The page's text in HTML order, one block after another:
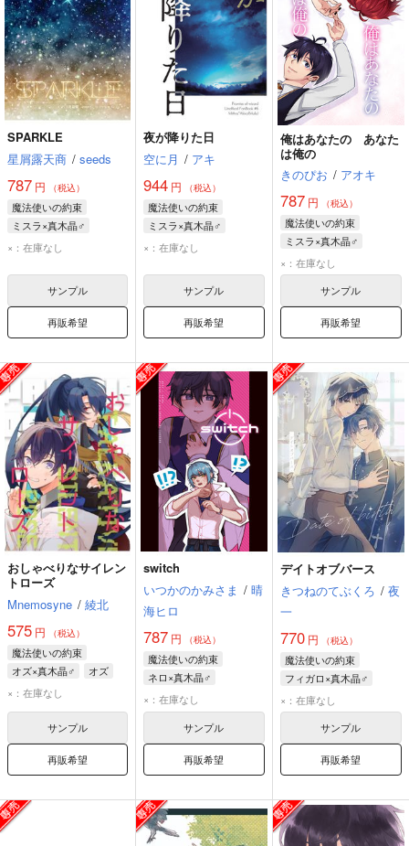
SPARKLE
星屑露天商 / seeds
787 円 （税込）
魔法使いの約束
ミスラ×真木晶♂
ミスラ
真木晶♂
×：在庫なし
サンプル
再販希望
夜が降りた日
空に月 / アキ
944 円 （税込）
魔法使いの約束
ミスラ×真木晶♂
ミスラ
真木晶♂
×：在庫なし
サンプル
再販希望
俺はあなたの あなた
は俺の
きのぴお / アオキ
787円 （税込）
魔法使いの約束
ミスラ×真木晶♂
真木晶♂
×：在庫なし
サンプル
再販希望
おしゃべりなサイレン
トローズ
Mnemosyne / 綾北
575 円 （税込）
魔法使いの約束
オズ×真木晶♂
オズ
真木晶♂
×：在庫なし
サンプル
再販希望
switch
いつかのかみさま / 晴
海ヒロ
787 円 （税込）
魔法使いの約束
ネロ×真木晶♂
ネロ・ターナー
真木晶♂
×：在庫なし
サンプル
再販希望
デイトオブバース
きつねのてぶくろ / 夜
一
770円 （税込）
魔法使いの約束
フィガロ×真木晶♂
フィガロ
×：在庫なし
サンプル
再販希望